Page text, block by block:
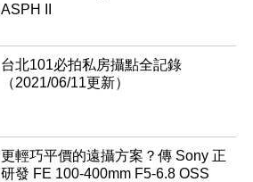
ASPH II
台北101必拍私房攝點全記錄
（2021/06/11更新）
更輕巧平價的遠攝方案？傳 Sony 正
研發 FE 100-400mm F5-6.8 OSS